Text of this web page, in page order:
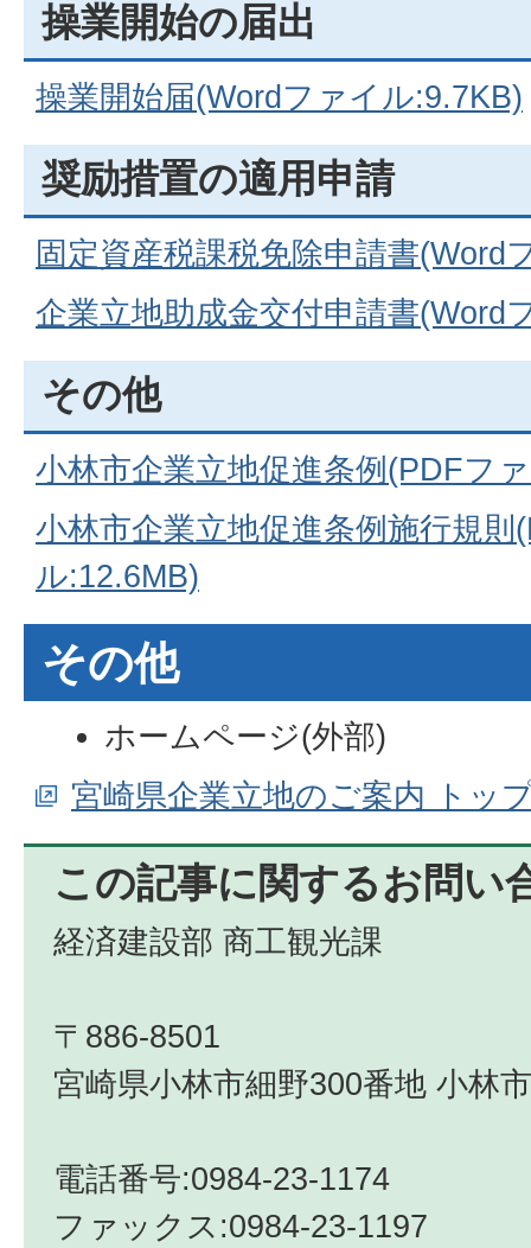
操業開始の届出
操業開始届(Wordファイル:9.7KB)
奨励措置の適用申請
固定資産税課税免除申請書(Word
企業立地助成金交付申請書(Word
その他
小林市企業立地促進条例(PDFフ
小林市企業立地促進条例施行規則
ル:12.6MB)
その他
ホームページ(外部)
宮崎県企業立地のご案内 トッ
この記事に関するお問い
経済建設部 商工観光課
〒886-8501
宮崎県小林市細野300番地 小林
電話番号:0984-23-1174
ファックス:0984-23-1197